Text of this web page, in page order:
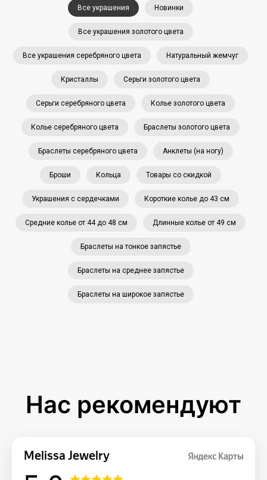
Все украшения Новинки
Все украшения золотого цвета
Все украшения серебряного цвета Натуральный жемчуг
Кристаллы Серьги золотого цвета
Серьги серебряного цвета Колье золотого цвета
Колье серебряного цвета Браслеты золотого цвета
Браслеты серебряного цвета Анклеты (на ногу)
Броши Кольца Товары со скидкой
Украшения с сердечками Короткие колье до 43 см
Средние колье от 44 до 48 см Длинные колье от 49 см
Браслеты на тонкое запястье
Браслеты на среднее запястье
Браслеты на широкое запястье
Нас рекомендуют